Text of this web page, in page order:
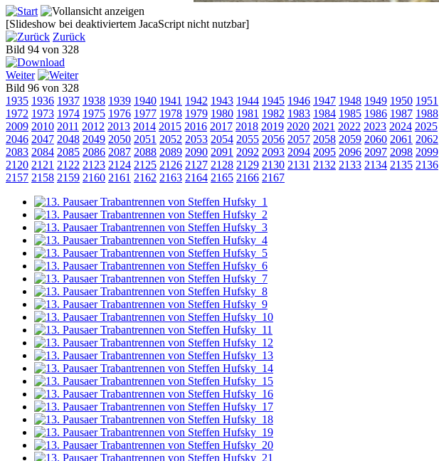
[Slideshow bei deaktiviertem JacaScript nicht nutzbar]
Zurück
Bild 94 von 328
Weiter
Bild 96 von 328
1935 1936 1937 1938 1939 1940 1941 1942 1943 1944 1945 1946 1947 1948 1949 1950 1951
1972 1973 1974 1975 1976 1977 1978 1979 1980 1981 1982 1983 1984 1985 1986 1987 1988
2009 2010 2011 2012 2013 2014 2015 2016 2017 2018 2019 2020 2021 2022 2023 2024 2025
2046 2047 2048 2049 2050 2051 2052 2053 2054 2055 2056 2057 2058 2059 2060 2061 2062
2083 2084 2085 2086 2087 2088 2089 2090 2091 2092 2093 2094 2095 2096 2097 2098 2099
2120 2121 2122 2123 2124 2125 2126 2127 2128 2129 2130 2131 2132 2133 2134 2135 2136
2157 2158 2159 2160 2161 2162 2163 2164 2165 2166 2167